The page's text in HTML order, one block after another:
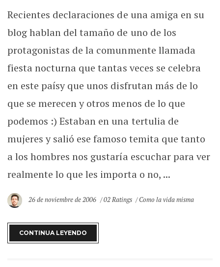
Recientes declaraciones de una amiga en su
blog hablan del tamaño de uno de los
protagonistas de la comunmente llamada
fiesta nocturna que tantas veces se celebra
en este paísy que unos disfrutan más de lo
que se merecen y otros menos de lo que
podemos :) Estaban en una tertulia de
mujeres y salió ese famoso temita que tanto
a los hombres nos gustaría escuchar para ver
realmente lo que les importa o no, ...
26 de noviembre de 2006 02 Ratings Como la vida misma
CONTINUA LEYENDO